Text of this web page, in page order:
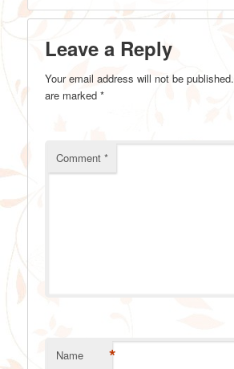
Leave a Reply
Your email address will not be published.
are marked*
Comment*
Name *